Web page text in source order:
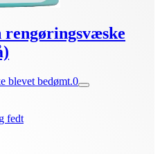
blevet bedømt.0
fedt